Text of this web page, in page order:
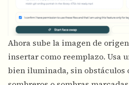
Ahora sube la imagen de
insertar como reemplazo. Usa
bien iluminada, sin obstáculos